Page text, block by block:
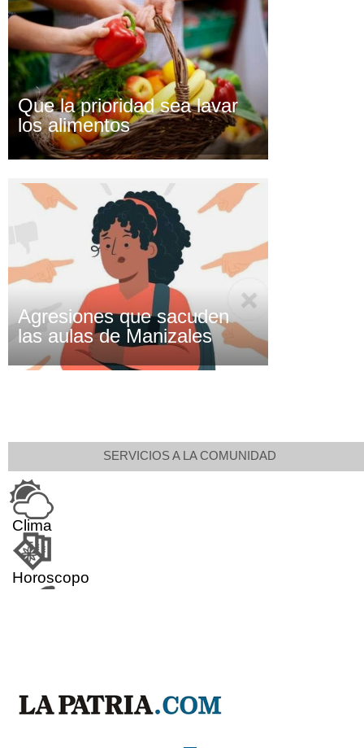
Que la prioridad sea lavar
los alimentos
Agresiones que sacuden
las aulas de Manizales
SERVICIOS A LA COMUNIDAD
Clima
Horoscopo